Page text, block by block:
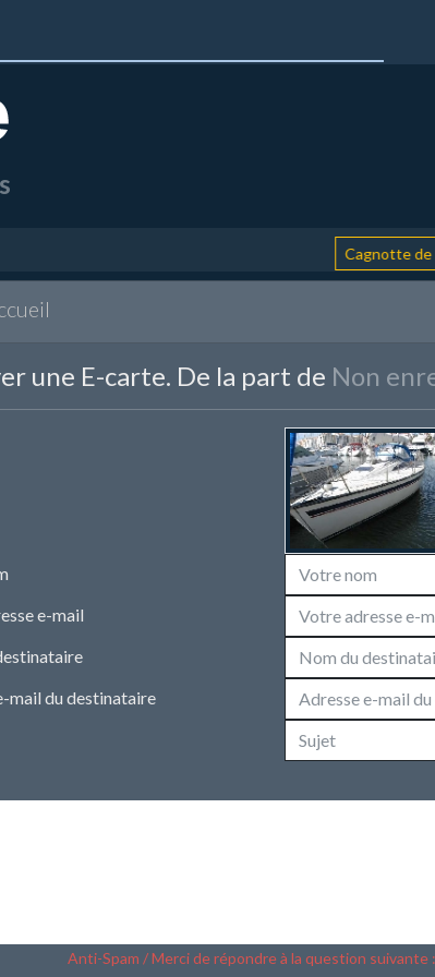
Cagnotte de
une E-carte. De la part de Non
e-mail
mail du destinataire
Anti-Spam / Merci de répondre à la question suivante :